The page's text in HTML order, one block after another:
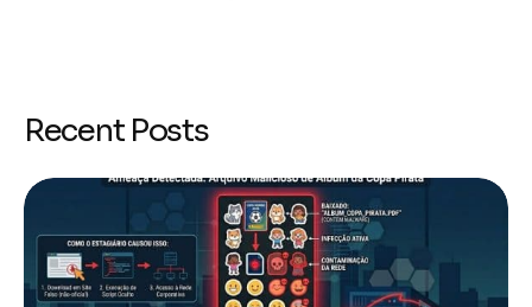
Recent Posts